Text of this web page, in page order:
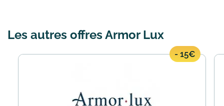
Les autres offres Armor Lux
- 15€